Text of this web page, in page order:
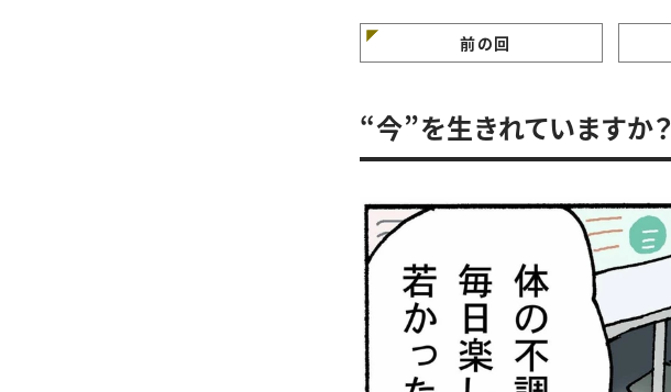
#4コマ漫画
前の回
“今”を生きれていますか？